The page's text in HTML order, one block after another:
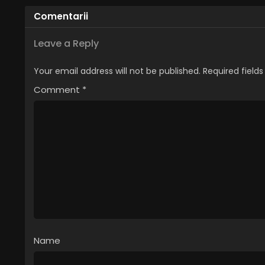
Comentarii
Leave a Reply
Your email address will not be published. Required
Comment *
Name